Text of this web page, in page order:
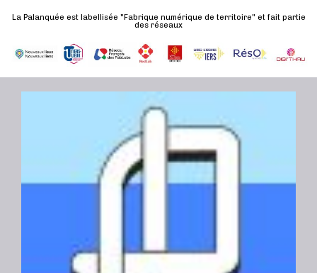
La Palanquée est labellisée "Fabrique numérique de territoire" et fait partie
des réseaux